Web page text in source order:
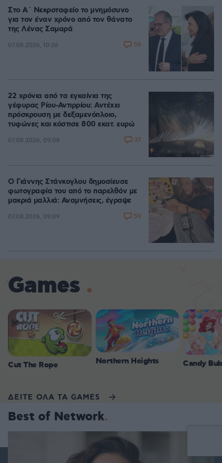
Στο Α΄ Νεκροταφείο το μνημόσυνο
για τον έναν χρόνο από τον θάνατο
της Λένας Σαμαρά
07.08.2026, 10:26 59
22 χρόνια από τα εγκαίνια της
γέφυρας Ρίου-Αντιρρίου: Αντέχει
πρόσκρουση με δεξαμενόπλοιο,
τυφώνες και κόστισε 800 εκατ. ευρώ
07.08.2026, 09:08 37
Ο Γιάννης Στάνκογλου δημοσίευσε
φωτογραφία του από το παρελθόν με
μακριά μαλλιά: Αναμνήσεις, έγραψε
07.08.2026, 09:09 59
Games
Cut The Rope Northern Heights Candy
ΔΕΙΤΕ ΟΛΑ ΤΑ GAMES
Best of Network